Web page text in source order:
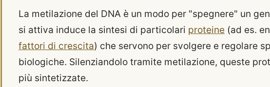
La metilazione del DNA è un modo per "spegnere" un
si attiva induce la sintesi di particolari proteine (ad es.
fattori di crescita) che servono per svolgere e regolare
biologiche. Silenziandolo tramite metilazione, queste
più sintetizzate.